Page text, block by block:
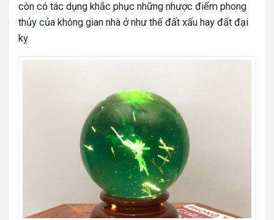
còn có tác dụng khắc phục những nhược điểm phong
thủy của không gian nhà ở như thế đất xấu hay đất đại
kỵ.